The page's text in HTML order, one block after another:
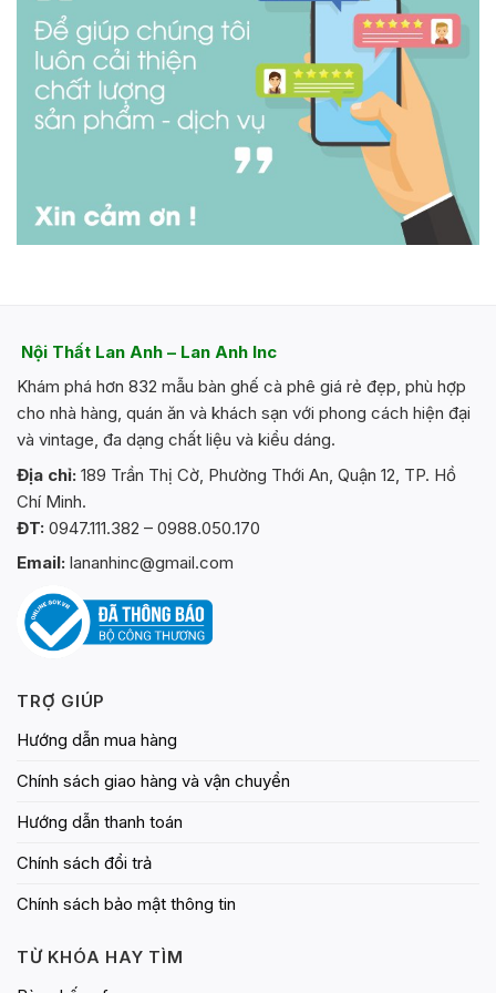
Nội Thất Lan Anh – Lan Anh Inc
Khám phá hơn 832 mẫu bàn ghế cà phê giá rẻ đẹp, phù hợp
cho nhà hàng, quán ăn và khách sạn với phong cách hiện đại
và vintage, đa dạng chất liệu và kiểu dáng.
Địa chỉ: 189 Trần Thị Cờ, Phường Thới An, Quận 12, TP. Hồ
Chí Minh.
ĐT: 0947.111.382 – 0988.050.170
Email: lananhinc@gmail.com
TRỢ GIÚP
Hướng dẫn mua hàng
Chính sách giao hàng và vận chuyển
Hướng dẫn thanh toán
Chính sách đổi trả
Chính sách bảo mật thông tin
TỪ KHÓA HAY TÌM